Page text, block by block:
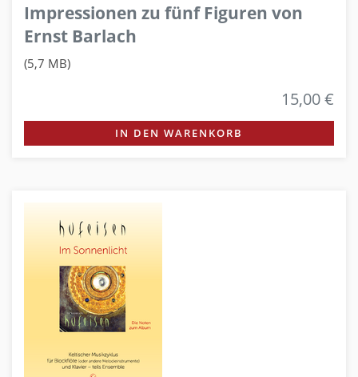
Impressionen zu fünf Figuren von
Ernst Barlach
(5,7 MB)
15,00 €
IN DEN WARENKORB